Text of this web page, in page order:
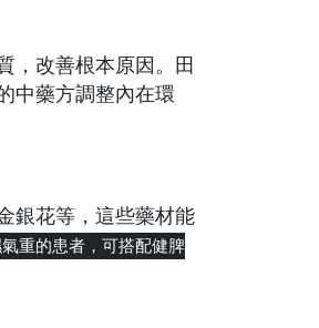
，改善根本原因。田
中藥方調整內在環
銀花等，這些藥材能
重的患者，可搭配健脾